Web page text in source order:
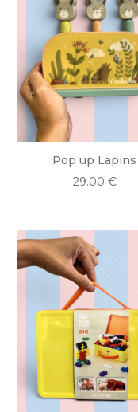
Pop up Lapins
29.00 €